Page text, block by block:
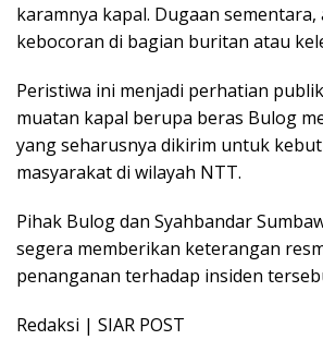
karamnya kapal. Dugaan
kebocoran di bagian buritan atau
Peristiwa ini menjadi perhatian
muatan kapal berupa beras Bulog
yang seharusnya dikirim untuk
masyarakat di wilayah NTT.
Pihak Bulog dan Syahbandar
segera memberikan keterangan
penanganan terhadap insiden
Redaksi | SIAR POST